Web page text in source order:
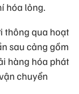
hóa lỏng.
thông qua hoạt
sau cảng gồm
hàng hóa phát
chuyển